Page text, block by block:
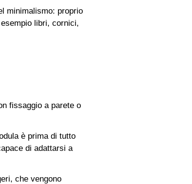
minimalismo: proprio
libri, cornici,
fissaggio a parete o
è prima di tutto
di adattarsi a
che vengono